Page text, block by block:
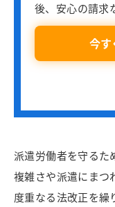
後、安心の請求
今す
派遣労働者を守るた
複雑さや派遣にまつ
度重なる法改正を繰